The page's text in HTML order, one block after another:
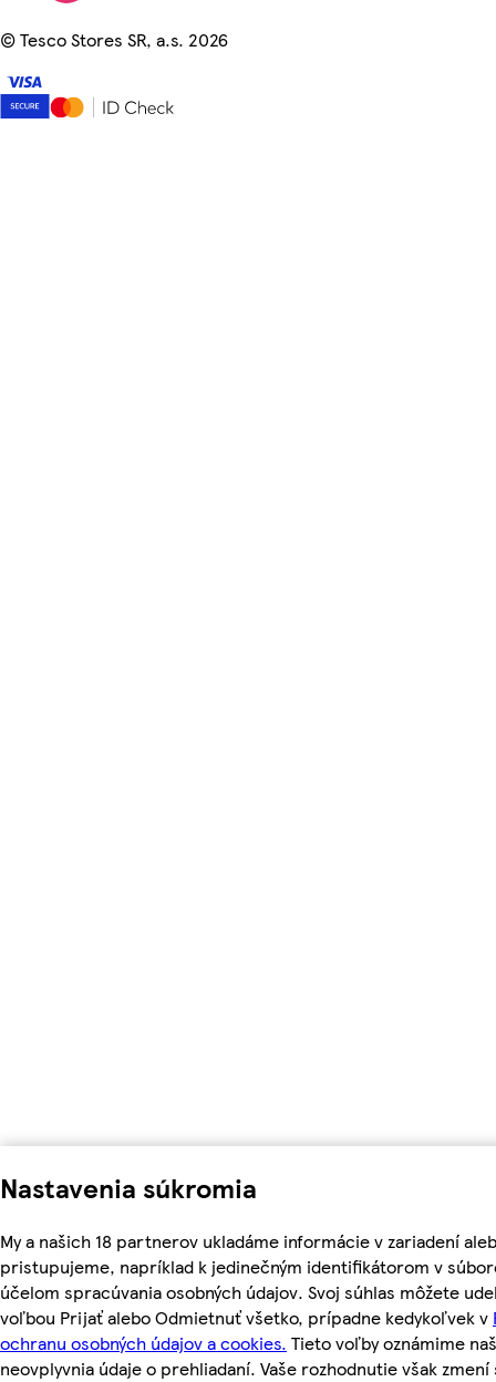
Nastavenia súkromia
My a našich 18 partnerov ukladáme informácie v zariadení
pristupujeme, napríklad k jedinečným identifikátorom v
účelom spracúvania osobných údajov. Svoj súhlas môžete
voľbou Prijať alebo Odmietnuť všetko, prípadne kedykoľvek v
ochranu osobných údajov a cookies. Tieto voľby oznámime
neovplyvnia údaje o prehliadaní. Vaše rozhodnutie však zmení
©Tesco Stores SR, a.s. 2026